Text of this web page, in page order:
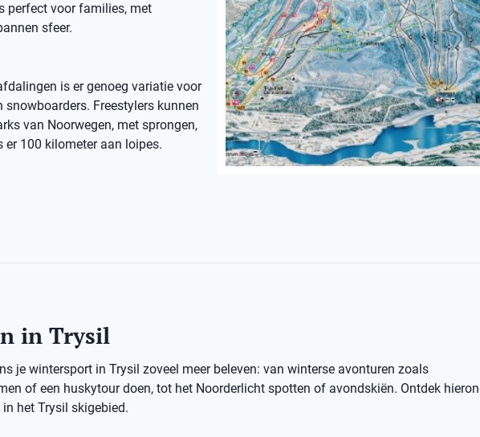
perfect voor families, met
sfeer.
is er genoeg variatie voor
Freestylers kunnen
van Noorwegen, met sprongen,
100 kilometer aan loipes.
in Trysil
je wintersport in Trysil zoveel meer beleven: van winterse avonturen zoals
of een huskytour doen, tot het Noorderlicht spotten of avondskiën. Ontdek
het Trysil skigebied.